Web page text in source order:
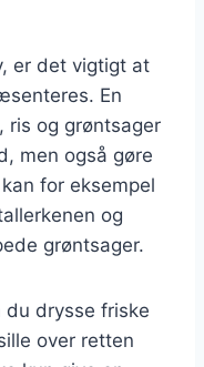
er det vigtigt at
En
ris og grøntsager
men også gøre
for eksempel
og
grøntsager.
du drysse friske
over retten